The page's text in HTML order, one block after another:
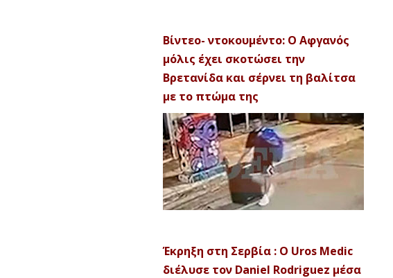
Βίντεο- ντοκουμέντο: Ο Αφγανός
μόλις έχει σκοτώσει την
Βρετανίδα και σέρνει τη βαλίτσα
με το πτώμα της
Έκρηξη στη Σερβία : Ο Uros Medic
διέλυσε τον Daniel Rodriguez μέσα